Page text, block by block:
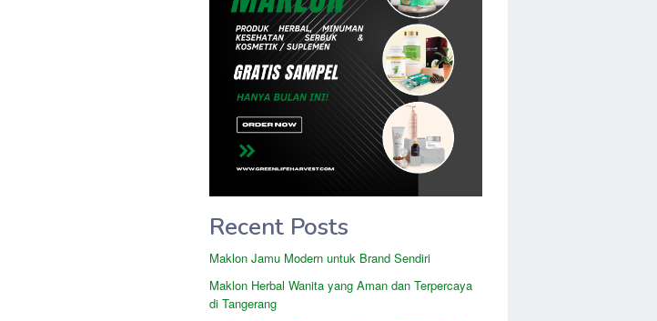
Recent Posts
Maklon Jamu Modern untuk Brand Sendiri
Maklon Herbal Wanita yang Aman dan Terpercaya
di Tangerang